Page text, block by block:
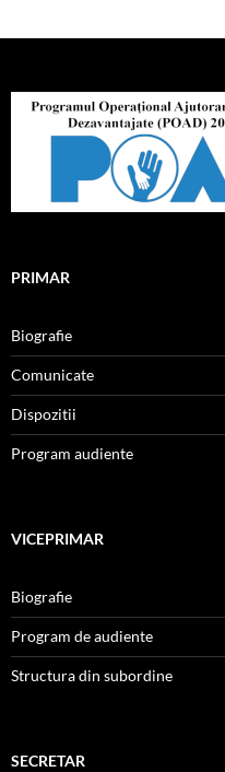
PRIMAR
Biografie
Comunicate
Dispozitii
Program audiente
VICEPRIMAR
Biografie
Program de audiente
Structura din subordine
SECRETAR